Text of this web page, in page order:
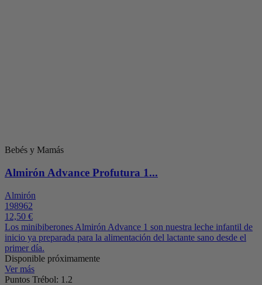
Bebés y Mamás
Almirón Advance Profutura 1...
Almirón
198962
12,50 €
Los minibiberones Almirón Advance 1 son nuestra leche infantil de
inicio ya preparada para la alimentación del lactante sano desde el
primer día.
Disponible próximamente
Ver más
Puntos Trébol: 1.2